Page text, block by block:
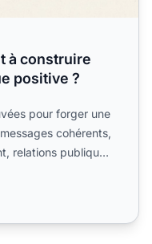
à construire
positive ?
pour forger une
cohérents,
relations publiques